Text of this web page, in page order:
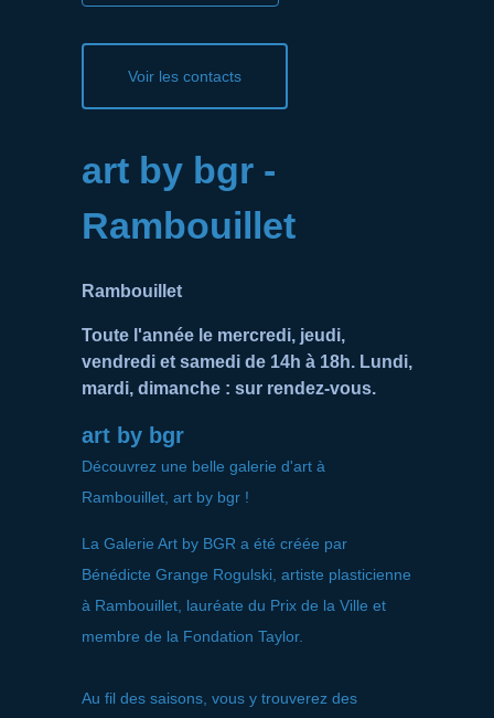
Voir les contacts
art by bgr -
Rambouillet
Rambouillet
Toute l'année le mercredi, jeudi,
vendredi et samedi de 14h à 18h. Lundi,
mardi, dimanche : sur rendez-vous.
art by bgr
Découvrez une belle galerie d'art à
Rambouillet, art by bgr !
La Galerie Art by BGR a été créée par
Bénédicte Grange Rogulski, artiste plasticienne
à Rambouillet, lauréate du Prix de la Ville et
membre de la Fondation Taylor.
Au fil des saisons, vous y trouverez des